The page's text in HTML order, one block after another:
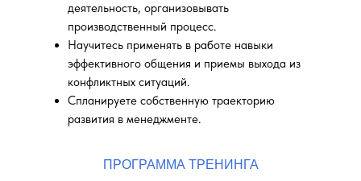
деятельность, организовывать
производственный процесс.
Научитесь применять в работе навыки
эффективного общения и приемы выхода из
конфликтных ситуаций.
Спланируете собственную траекторию
развития в менеджменте.
ПРОГРАММА ТРЕНИНГА